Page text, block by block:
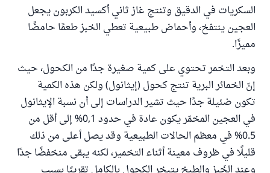
السكريات في الدقيق وتنتج غاز ثاني أكسيد الكربون يجعل
العجين ينتفخ، وأحماض طبيعية تعطي الخبز طعمًا حامضًا
مميزًا.
وبعد التخمر تحتوي على كمية صغيرة جدًا من الكحول، حيث
إنّ الخمائر البرية تنتج كحول (إيثانول) ولكن هذه الكمية
تكون ضئيلة جدًا حيث تشير الدراسات إلى أن نسبة الإيثانول
في العجين المخمّر يكون عادة في حدود 0,1% إلى أقل من
0.5% في معظم الحالات الطبيعية وقد يصل أعلى من ذلك
قليلًا في ظروف معينة أثناء التخمير، لكنه يبقى منخفضًا جدًا